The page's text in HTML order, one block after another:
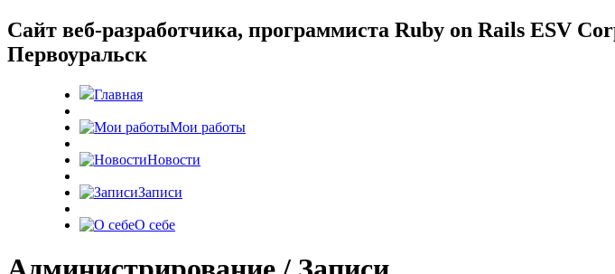
Cайт веб-разработчика, программиста Ruby on Rails ESV
Первоуральск
Главная
Мои работы
Новости
Записи
О себе